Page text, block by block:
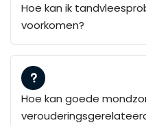
Hoe kan ik
voorkomen?
Hoe kan goede